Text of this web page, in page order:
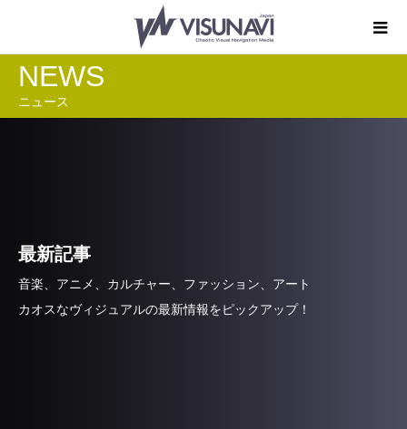
NEWS
ニュース
最新記事
音楽、アニメ、カルチャー、ファッション、アート
カオスなヴィジュアルの最新情報をピックアップ！